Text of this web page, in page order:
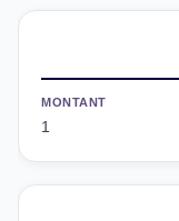
MONTANT
1